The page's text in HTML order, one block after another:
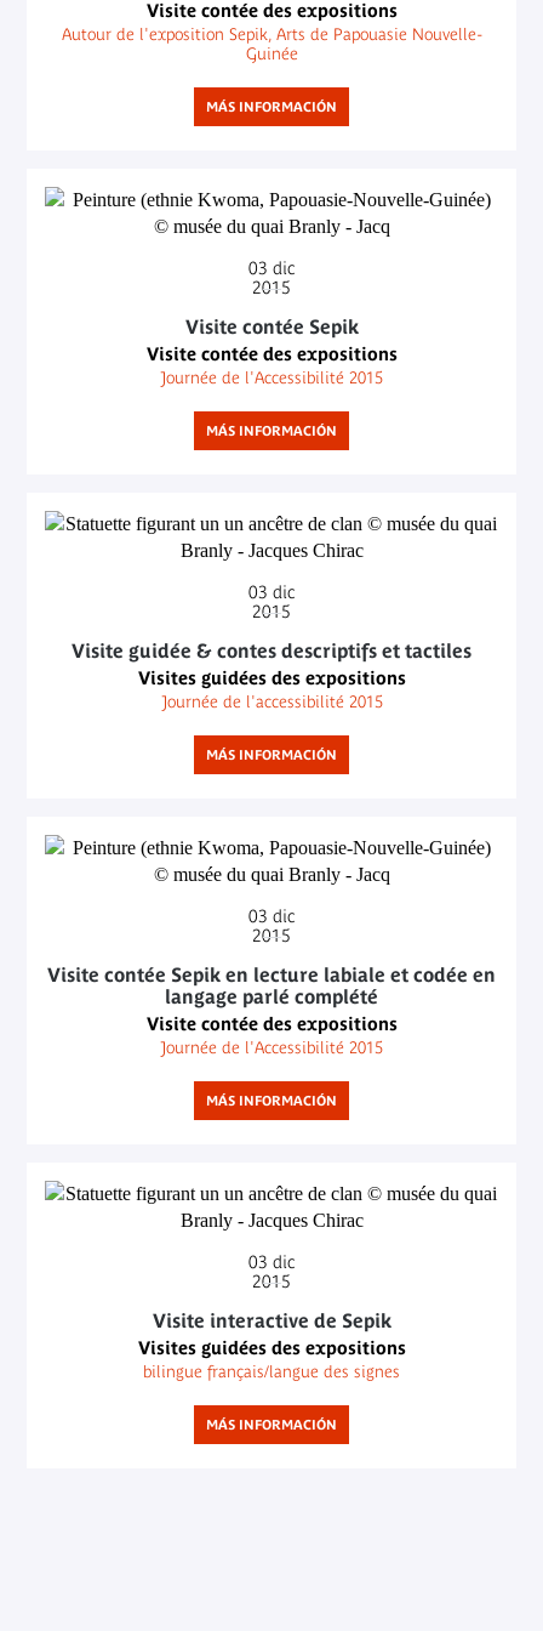
Visite contée des expositions
Autour de l'exposition Sepik, Arts de Papouasie Nouvelle-
Guinée
MÁS INFORMACIÓN
03 dic
2015
Visite contée Sepik
Visite contée des expositions
Journée de l'Accessibilité 2015
MÁS INFORMACIÓN
03 dic
2015
Visite guidée & contes descriptifs et tactiles
Visites guidées des expositions
Journée de l'accessibilité 2015
MÁS INFORMACIÓN
03 dic
2015
Visite contée Sepik en lecture labiale et codée en
langage parlé complété
Visite contée des expositions
Journée de l'Accessibilité 2015
MÁS INFORMACIÓN
03 dic
2015
Visite interactive de Sepik
Visites guidées des expositions
bilingue français/langue des signes
MÁS INFORMACIÓN